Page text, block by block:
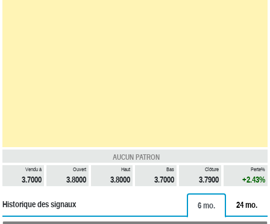
AUCUN PATRON
Vendu à
3.7000
Ouvert
3.8000
Haut
3.8000
Bas
3.7000
Clôture
3.7900
Perte%
+2.43%
Historique des signaux 6 mo. 24 mo.